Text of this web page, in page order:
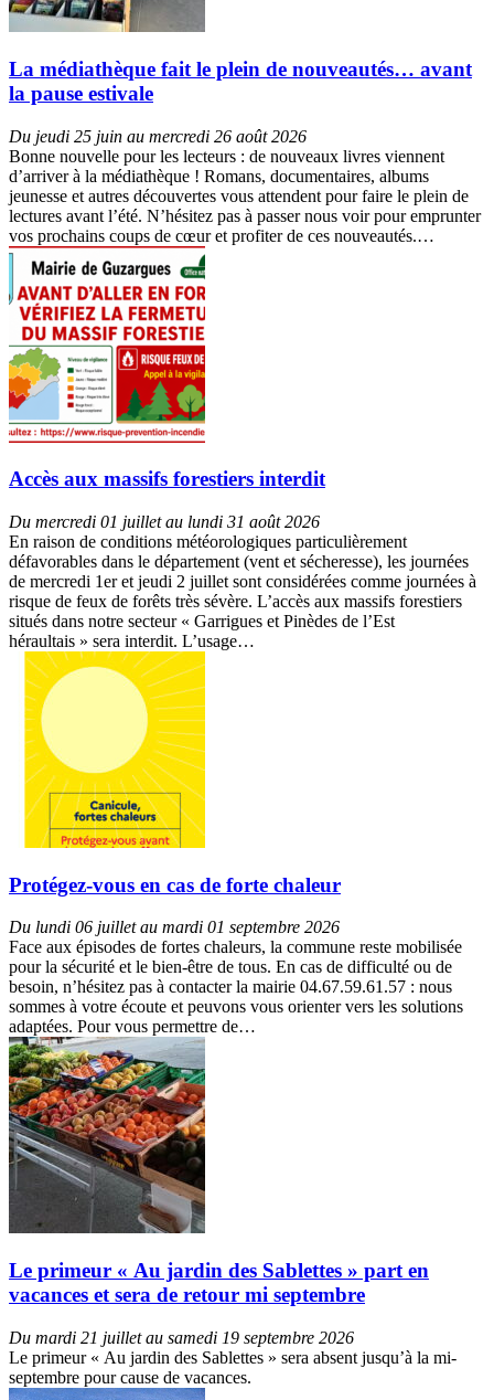
La médiathèque fait le plein de nouveautés… avant
la pause estivale
Du jeudi 25 juin au mercredi 26 août 2026
Bonne nouvelle pour les lecteurs : de nouveaux livres viennent
d’arriver à la médiathèque ! Romans, documentaires, albums
jeunesse et autres découvertes vous attendent pour faire le plein de
lectures avant l’été. N’hésitez pas à passer nous voir pour emprunter
vos prochains coups de cœur et profiter de ces nouveautés.…
Accès aux massifs forestiers interdit
Du mercredi 01 juillet au lundi 31 août 2026
En raison de conditions météorologiques particulièrement
défavorables dans le département (vent et sécheresse), les journées
de mercredi 1er et jeudi 2 juillet sont considérées comme journées à
risque de feux de forêts très sévère. L’accès aux massifs forestiers
situés dans notre secteur « Garrigues et Pinèdes de l’Est
héraultais » sera interdit. L’usage…
Protégez-vous en cas de forte chaleur
Du lundi 06 juillet au mardi 01 septembre 2026
Face aux épisodes de fortes chaleurs, la commune reste mobilisée
pour la sécurité et le bien-être de tous. En cas de difficulté ou de
besoin, n’hésitez pas à contacter la mairie 04.67.59.61.57 : nous
sommes à votre écoute et peuvons vous orienter vers les solutions
adaptées. Pour vous permettre de…
Le primeur « Au jardin des Sablettes » part en
vacances et sera de retour mi septembre
Du mardi 21 juillet au samedi 19 septembre 2026
Le primeur « Au jardin des Sablettes » sera absent jusqu’à la mi-
septembre pour cause de vacances.